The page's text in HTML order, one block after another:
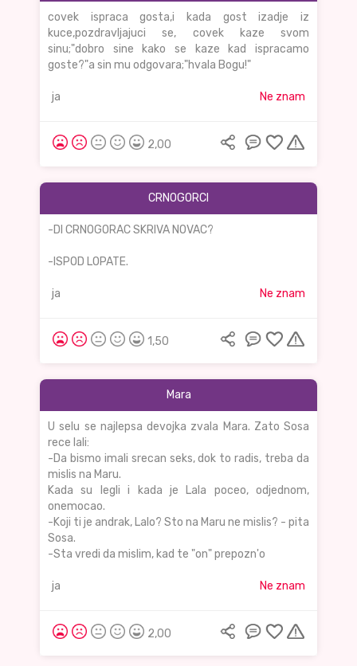
covek ispraca gosta,i kada gost izadje iz
kuce,pozdravljajuci se, covek kaze svom
sinu;"dobro sine kako se kaze kad ispracamo
goste?"a sin mu odgovara;"hvala Bogu!"
ja Ne znam
2,00
CRNOGORCI
-DI CRNOGORAC SKRIVA NOVAC?
-ISPOD LOPATE.
ja Ne znam
1,50
Mara
U selu se najlepsa devojka zvala Mara. Zato Sosa
rece lali:
-Da bismo imali srecan seks, dok to radis, treba da
mislis na Maru.
Kada su legli i kada je Lala poceo, odjednom,
onemocao.
-Koji ti je andrak, Lalo? Sto na Maru ne mislis? - pita
Sosa.
-Sta vredi da mislim, kad te "on" prepozn'o
ja Ne znam
2,00